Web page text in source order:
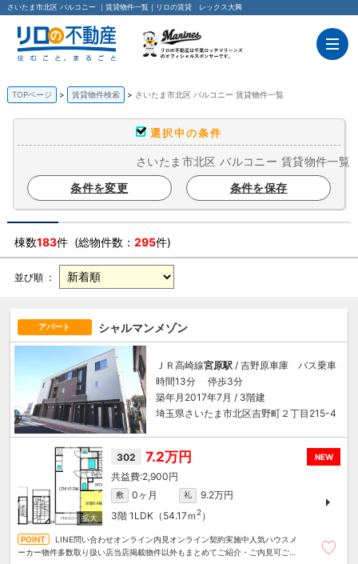
さいたま市北区 バルコニー ｜賃貸物件一覧｜リロの賃貸 レックス大興
TOPページ 賃貸物件検索 さいたま市北区 バルコニー 賃貸物件一覧
選択中の条件
さいたま市北区 バルコニー 賃貸物件一覧
条件を変更
条件を保存
棟数183件 (総物件数： 295件)
並び順 ：
アパート シャルマンメゾン
ＪＲ高崎線宮原駅 / 吉野原車庫 バス乗車
時間13分 停歩3分
築年月2017年7月 / 3階建
埼玉県さいたま市北区吉野町２丁目215-4
NEW
302 7.2万円
2,900円
敷 0ヶ月 礼
9.2万円
3階 1LDK（54.17ｍ 2）
LINE問い合わせオンライン内見オンライン契約実施中人気ハウスメ
ーカー物件多数取り扱い店当店掲載物件以外もまとめてご紹介・ご内見可ご予